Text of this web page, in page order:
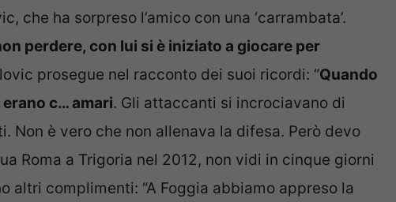
che ha sorpreso l’amico con una ‘carrambata’.
perdere, con lui si è iniziato a giocare per
prosegue nel racconto dei suoi ricordi: “Quando
c… amari. Gli attaccanti si incrociavano di
Non è vero che non allenava la difesa. Però devo
Roma a Trigoria nel 2012, non vidi in cinque giorni
altri complimenti: “A Foggia abbiamo appreso la